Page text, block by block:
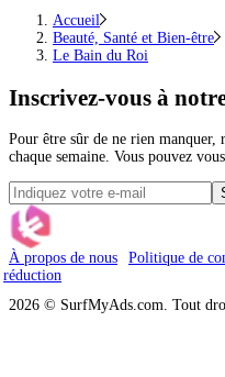
Accueil
Beauté, Santé et Bien-être
Le Bain du Roi
Inscrivez-vous à
Pour être sûr de ne rien manquer,
chaque semaine. Vous pouvez
À propos de nous Politique de
réduction
2026 © SurfMyAds.com. Tout